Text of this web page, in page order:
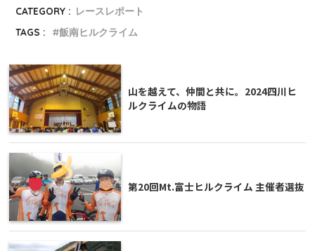
CATEGORY : レースレポート
TAGS :
飯南ヒルクライム
山を越えて、仲間と共に。2024四川ヒ
ルクライムの物語
第20回Mt.富士ヒルクライム 主催者選抜